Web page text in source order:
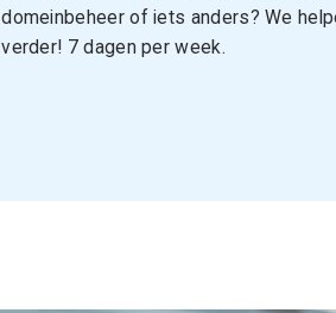
domeinbeheer of iets anders? We
verder! 7 dagen per week.